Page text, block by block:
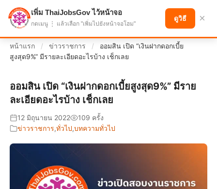
แบ่งปันโอกาส เพื่ออนาคตที่ก้าวหน้า
หน้าแรก / ข่าวราชการ /
ออมสิน เปิด “เงินฝากดอกเบี้ย
สูงสุด9%” มีรายละเอียดอะไรบ้าง เช็กเลย
ออมสิน เปิด “เงินฝากดอกเบี้ยสูงสุด9%” มีราย
ละเอียดอะไรบ้าง เช็กเลย
12 มิถุนายน 2022
109 ครั้ง
ข่าวราชการ,ทั่วไป,บทความทั่วไป
เพิ่ม ThaiJobsGov ไว้หน้าจอ
กดเมนู ⋮ แล้วเลือก "เพิ่มไปยังหน้าจอโฮม"
ดูวิธี ×